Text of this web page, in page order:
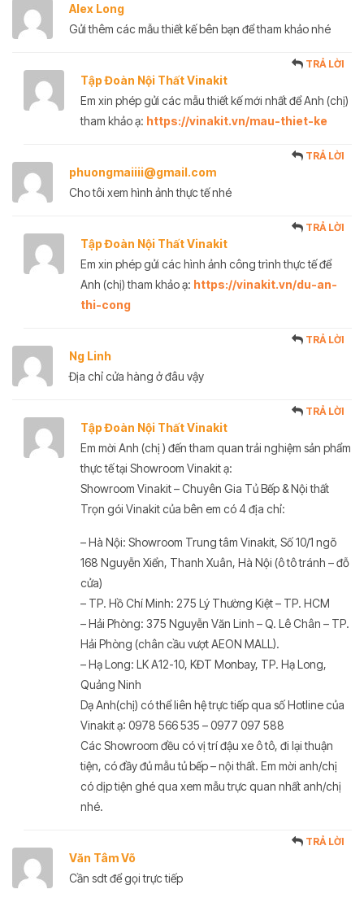
Alex Long
Gửi thêm các mẫu thiết kế bên bạn để tham khảo nhé
Tập Đoàn Nội Thất Vinakit
TRẢ LỜI
Em xin phép gửi các mẫu thiết kế mới nhất để Anh (chị)
tham khảo ạ: https://vinakit.vn/mau-thiet-ke
phuongmaiiii@gmail.com
TRẢ LỜI
Cho tôi xem hình ảnh thực tế nhé
Tập Đoàn Nội Thất Vinakit
TRẢ LỜI
Em xin phép gửi các hình ảnh công trình thực tế để
Anh (chị) tham khảo ạ: https://vinakit.vn/du-an-
thi-cong
Ng Linh
TRẢ LỜI
Địa chỉ cửa hàng ở đâu vậy
Tập Đoàn Nội Thất Vinakit
TRẢ LỜI
Em mời Anh (chị ) đến tham quan trải nghiệm sản phẩm
thực tế tại Showroom Vinakit ạ:
Showroom Vinakit – Chuyên Gia Tủ Bếp & Nội thất
Trọn gói Vinakit của bên em có 4 địa chỉ:
– Hà Nội: Showroom Trung tâm Vinakit, Số 10/1 ngõ
168 Nguyễn Xiển, Thanh Xuân, Hà Nội (ô tô tránh – đỗ
cửa)
– TP. Hồ Chí Minh: 275 Lý Thường Kiệt – TP. HCM
– Hải Phòng: 375 Nguyễn Văn Linh – Q. Lê Chân – TP.
Hải Phòng (chân cầu vượt AEON MALL).
– Hạ Long: LK A12-10, KĐT Monbay, TP. Hạ Long,
Quảng Ninh
Dạ Anh(chị) có thể liên hệ trực tiếp qua số Hotline của
Vinakit ạ: 0978 566 535 – 0977 097 588
Các Showroom đều có vị trí đậu xe ô tô, đi lại thuận
tiện, có đầy đủ mẫu tủ bếp – nội thất. Em mời anh/chị
có dịp tiện ghé qua xem mẫu trực quan nhất anh/chị
nhé.
Văn Tâm Võ
TRẢ LỜI
Cần sdt để gọi trực tiếp